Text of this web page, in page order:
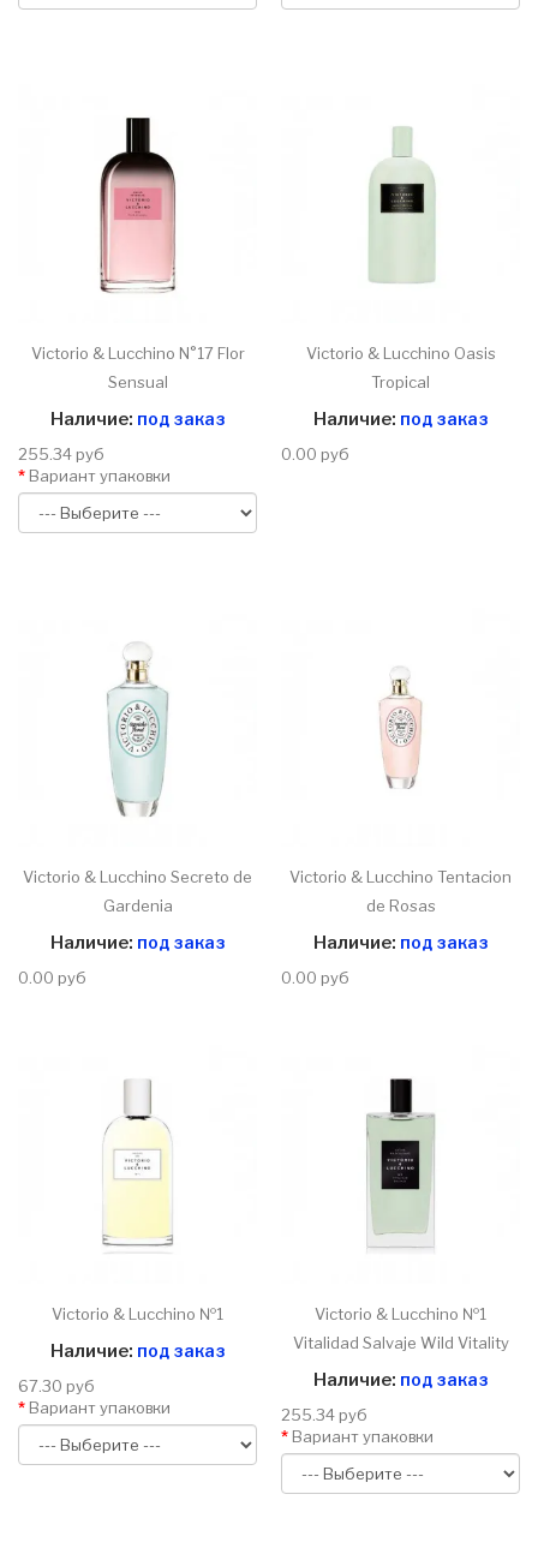
Victorio & Lucchino N°17 Flor
Sensual
Наличие: под заказ
255.34 руб
Вариант упаковки
Victorio & Lucchino Oasis
Tropical
Наличие: под заказ
0.00 руб
Victorio & Lucchino Secreto de
Gardenia
Наличие: под заказ
0.00 руб
Victorio & Lucchino Tentacion
de Rosas
Наличие: под заказ
0.00 руб
Victorio & Lucchino №1
Наличие: под заказ
67.30 руб
Вариант упаковки
Victorio & Lucchino №1
Vitalidad Salvaje Wild Vitality
Наличие: под заказ
255.34 руб
Вариант упаковки